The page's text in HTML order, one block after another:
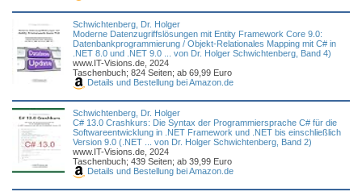
Schwichtenberg, Dr. Holger
Moderne Datenzugriffslösungen mit Entity Framework Core 9.0:
Datenbankprogrammierung / Objekt-Relationales Mapping mit C# in
.NET 8.0 und .NET 9.0 ... von Dr. Holger Schwichtenberg, Band 4)
www.IT-Visions.de, 2024
Taschenbuch; 824 Seiten; ab 69,99 Euro
Details und Bestellung bei Amazon.de
Schwichtenberg, Dr. Holger
C# 13.0 Crashkurs: Die Syntax der Programmiersprache C# für die
Softwareentwicklung in .NET Framework und .NET bis einschließlich
Version 9.0 (.NET ... von Dr. Holger Schwichtenberg, Band 2)
www.IT-Visions.de, 2024
Taschenbuch; 439 Seiten; ab 39,99 Euro
Details und Bestellung bei Amazon.de